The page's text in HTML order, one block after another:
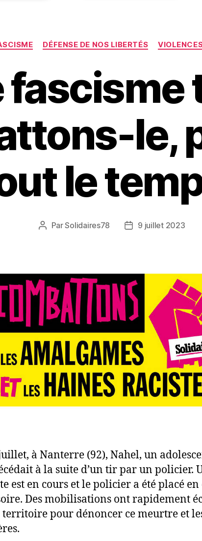
Catégories
DÉFENSE DE NOS LIBERTÉS
fascisme
le,
le
Auteur
ParSolidaires78
Date9 juillet 2023
à Nanterre (92), Nahel, un
à la suite d’un tir par un policier.
est en cours et le policier a été placé
Des mobilisations ont rapidement
pour dénoncer ce meurtre et